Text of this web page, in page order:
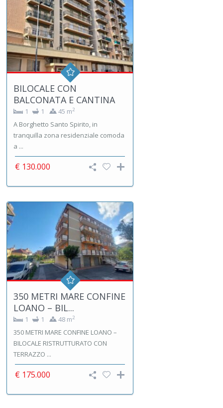
BILOCALE CON
BALCONATA E CANTINA
1 1 45 m2
A Borghetto Santo Spirito, in
tranquilla zona residenziale comoda
a ...
€ 130.000
350 METRI MARE CONFINE
LOANO – BIL...
1 1 48 m2
350 METRI MARE CONFINE LOANO –
BILOCALE RISTRUTTURATO CON
TERRAZZO ...
€ 175.000